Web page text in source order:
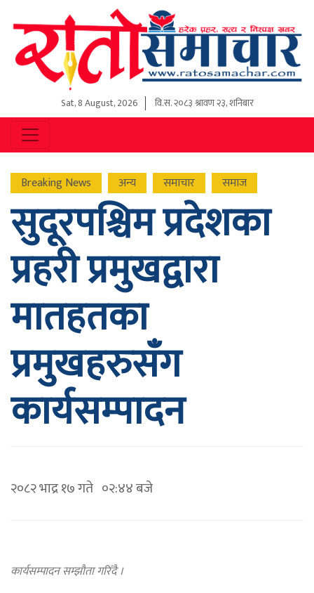
Sat, 8 August, 2026 वि.स.२०८३ श्रावण २३, शनिबार
Breaking News अन्य समाचार समाज
सुदूरपश्चिम प्रदेशका
प्रहरी प्रमुखद्वारा
मातहतका
प्रमुखहरुसँग
कार्यसम्पादन
२०८२ भाद्र १७ गते ०२:४४ बजे
कार्यसम्पादन सम्झौता गरिँदै ।